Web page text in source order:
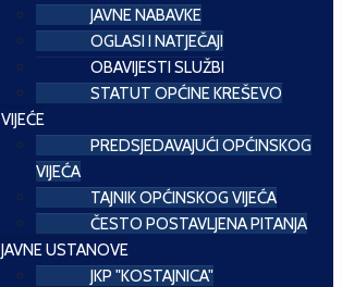
JAVNE NABAVKE
OGLASI I NATJEČAJI
OBAVIJESTI SLUŽBI
STATUT OPĆINE KREŠEVO
VIJEĆE
PREDSJEDAVAJUĆI OPĆINSKOG
VIJEĆA
TAJNIK OPĆINSKOG VIJEĆA
ČESTO POSTAVLJENA PITANJA
JAVNE USTANOVE
JKP "KOSTAJNICA"